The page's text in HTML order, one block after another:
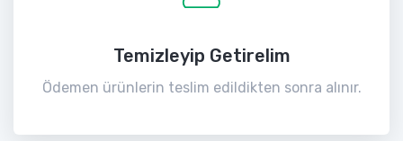
Temizleyip Getirelim
Ödemen ürünlerin teslim edildikten sonra alınır.